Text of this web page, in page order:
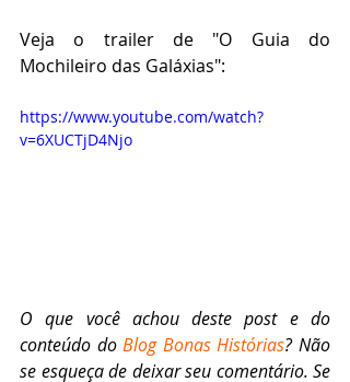
Veja o trailer de "O Guia do
Mochileiro das Galáxias":
https://www.youtube.com/watch?
v=6XUCTjD4Njo
O que você achou deste post e do
conteúdo do Blog Bonas Histórias? Não
se esqueça de deixar seu comentário. Se